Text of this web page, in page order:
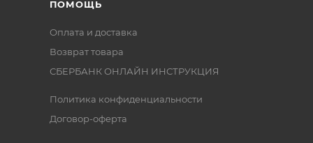
ПОМОЩЬ
Оплата и доставка
Возврат товара
СБЕРБАНК ОНЛАЙН ИНСТРУКЦИЯ
Политика конфиденциальности
Договор-оферта